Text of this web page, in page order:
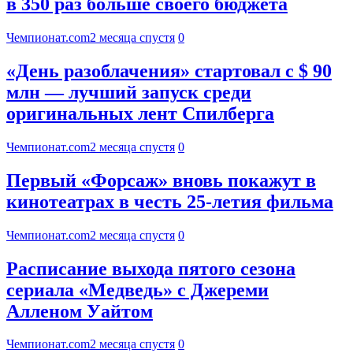
Чемпионат.com2 месяца спустя 0
«День разоблачения» стартовал с $ 90
млн — лучший запуск среди
оригинальных лент Спилберга
Чемпионат.com2 месяца спустя 0
Первый «Форсаж» вновь покажут в
кинотеатрах в честь 25-летия фильма
Чемпионат.com2 месяца спустя 0
Расписание выхода пятого сезона
сериала «Медведь» с Джереми
Алленом Уайтом
Чемпионат.com2 месяца спустя 0